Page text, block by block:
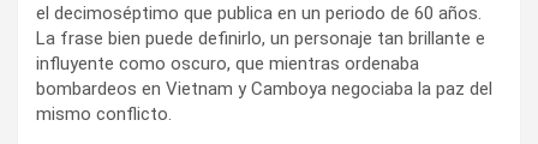
el decimoséptimo que publica en un periodo de 60 años.
La frase bien puede definirlo, un personaje tan brillante e
influyente como oscuro, que mientras ordenaba
bombardeos en Vietnam y Camboya negociaba la paz del
mismo conflicto.